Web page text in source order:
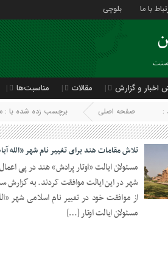
با ما بلوچی
سنت
اخبار و گزارش مقالات مناسبت‌ها
: صفحه اصلی برچسب زده شده با :
تلاش مقامات هند برای تغییر نام شهر «الله
مسئولان ایالت «اوتار پرادش» هند در پی
شهر در این ایالت موافقت کردند. به گزارش
از موافقت خود در تغییر نام اسلامی شهر
مسئولان ایالت اوتار […]